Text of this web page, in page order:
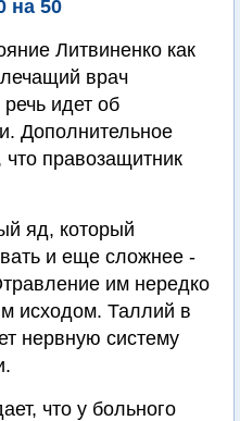
на 50
Литвиненко как
врач
идет об
Дополнительное
правозащитник
яд, который
и еще сложнее -
им нередко
исходом. Таллий в
нервную систему
что у больного